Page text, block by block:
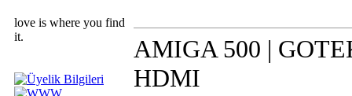
love is where you find
it.
AMIGA 500 |
HDMI